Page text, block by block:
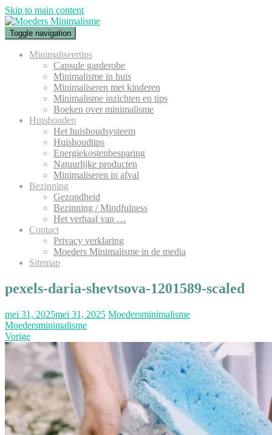
Skip to main content
Toggle navigation
Minimaliseertips
Capsule garderobe
Minimalisme in huis
Minimaliseren met kinderen
Minimalisme inzichten en tips
Boeken over minimalisme
Huishouden
Het huishoudsysteem
Huishoudtips
Energiekostenbesparing
Natuurlijke producten
Minimaliseren in afval
Bezinning
Gezondheid
Bezinning / Mindfulness
Het verhaal van …
Contact
Privacy verklaring
Moeders Minimalisme in de media
Sitemap
pexels-daria-shevtsova-1201589-scaled
mei 31, 2025mei 31, 2025 Moedersminimalisme
Moedersminimalisme
Vorige